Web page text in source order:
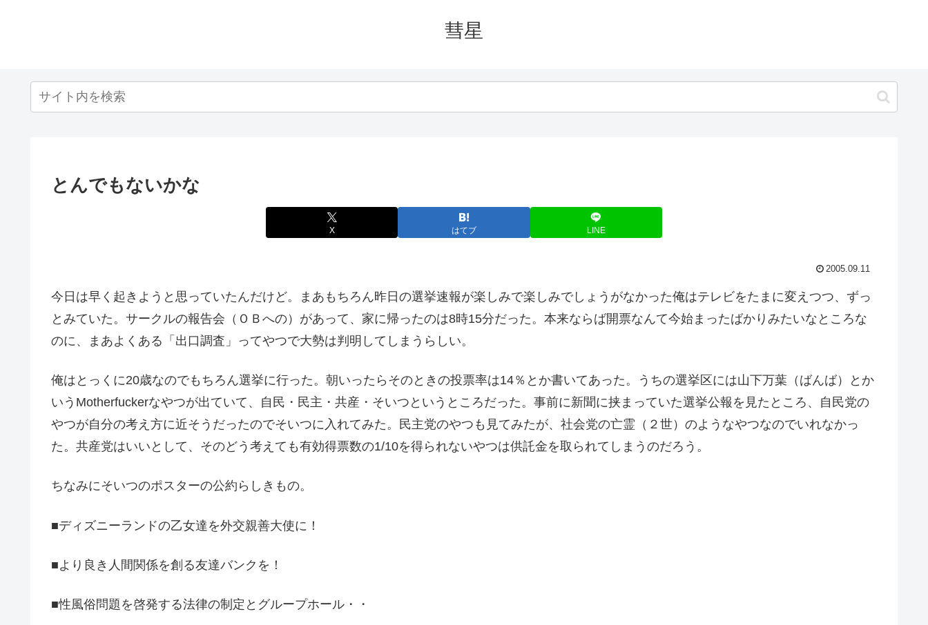
彗星
とんでもないかな
X はてブ LINE
2005.09.11
今日は早く起きようと思っていたんだけど。まあもちろん昨日の選挙速報が楽しみで楽しみでしょうがなかった俺はテレビをたまに変えつつ、ずっ
とみていた。サークルの報告会（ＯＢへの）があって、家に帰ったのは8時15分だった。本来ならば開票なんて今始まったばかりみたいなところな
のに、まあよくある「出口調査」ってやつで大勢は判明してしまうらしい。
俺はとっくに20歳なのでもちろん選挙に行った。朝いったらそのときの投票率は14％とか書いてあった。うちの選挙区には山下万葉（ばんば）とか
いうMotherfuckerなやつが出ていて、自民・民主・共産・そいつというところだった。事前に新聞に挟まっていた選挙公報を見たところ、自民党の
やつが自分の考え方に近そうだったのでそいつに入れてみた。民主党のやつも見てみたが、社会党の亡霊（２世）のようなやつなのでいれなかっ
た。共産党はいいとして、そのどう考えても有効得票数の1/10を得られないやつは供託金を取られてしまうのだろう。
ちなみにそいつのポスターの公約らしきもの。
■ディズニーランドの乙女達を外交親善大使に！
■より良き人間関係を創る友達バンクを！
■性風俗問題を啓発する法律の制定とグループホール・・